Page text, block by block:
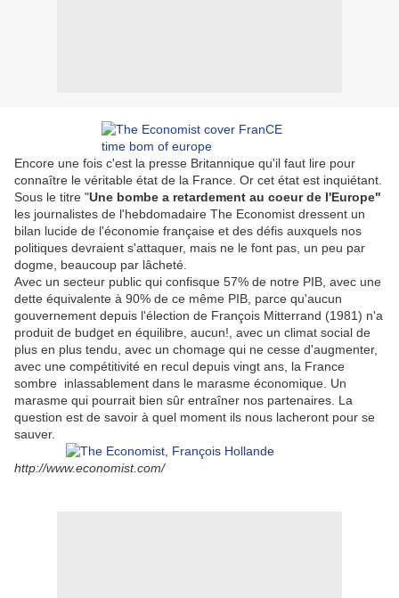
Encore une fois c'est la presse Britannique qu'il faut lire pour
connaître le véritable état de la France. Or cet état est inquiétant.
Sous le titre "Une bombe a retardement au coeur de l'Europe"
les journalistes de l'hebdomadaire The Economist dressent un
bilan lucide de l'économie française et des défis auxquels nos
politiques devraient s'attaquer, mais ne le font pas, un peu par
dogme, beaucoup par lâcheté.
Avec un secteur public qui confisque 57% de notre PIB, avec une
dette équivalente à 90% de ce même PIB, parce qu'aucun
gouvernement depuis l'élection de François Mitterrand (1981) n'a
produit de budget en équilibre, aucun!, avec un climat social de
plus en plus tendu, avec un chomage qui ne cesse d'augmenter,
avec une compétitivité en recul depuis vingt ans, la France
sombre inlassablement dans le marasme économique. Un
marasme qui pourrait bien sûr entraîner nos partenaires. La
question est de savoir à quel moment ils nous lacheront pour se
sauver.
http://www.economist.com/